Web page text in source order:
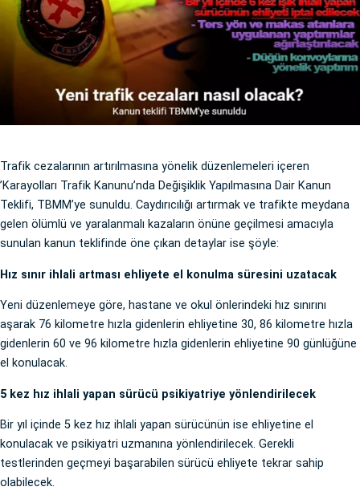
Trafik cezalarının artırılmasına yönelik düzenlemeleri içeren
’Karayolları Trafik Kanunu’nda Değişiklik Yapılmasına Dair Kanun
Teklifi, TBMM’ye sunuldu. Caydırıcılığı artırmak ve trafikte meydana
gelen ölümlü ve yaralanmalı kazaların önüne geçilmesi amacıyla
sunulan kanun teklifinde öne çıkan detaylar ise şöyle:
Hız sınır ihlali artması ehliyete el konulma süresini uzatacak
Yeni düzenlemeye göre, hastane ve okul önlerindeki hız sınırını
aşarak 76 kilometre hızla gidenlerin ehliyetine 30, 86 kilometre hızla
gidenlerin 60 ve 96 kilometre hızla gidenlerin ehliyetine 90 günlüğüne
el konulacak.
5 kez hız ihlali yapan sürücü psikiyatriye yönlendirilecek
Bir yıl içinde 5 kez hız ihlali yapan sürücünün ise ehliyetine el
konulacak ve psikiyatri uzmanına yönlendirilecek. Gerekli
testlerinden geçmeyi başarabilen sürücü ehliyete tekrar sahip
olabilecek.